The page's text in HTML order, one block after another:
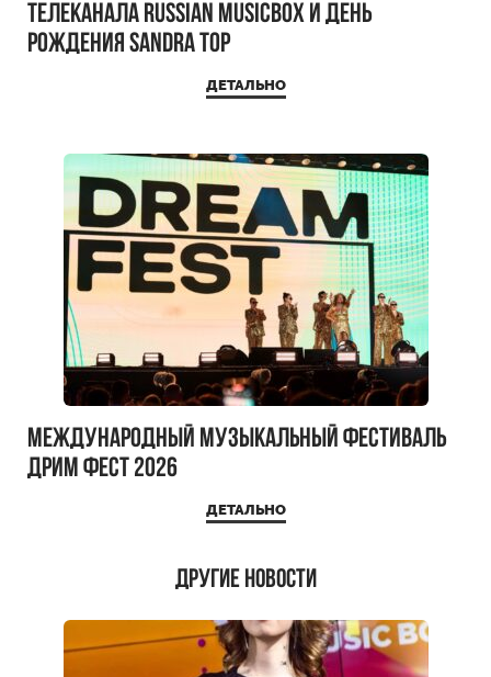
телеканала RUSSIAN MUSICBOX и день
рождения Sandra Top
ДЕТАЛЬНО
Международный музыкальный фестиваль
ДРИМ ФЕСТ 2026
ДЕТАЛЬНО
Другие новости